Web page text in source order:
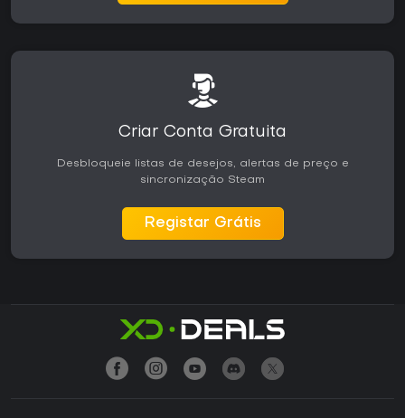
Criar Conta Gratuita
Desbloqueie listas de desejos, alertas de preço e
sincronização Steam
Registar Grátis